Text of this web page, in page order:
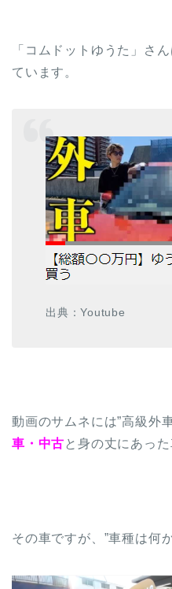
「コムドットゆうた」さ
ています。
出典：Youtube
動画のサムネには”高級外
車・中古 と身の丈にあっ
その車ですが、”車種は何